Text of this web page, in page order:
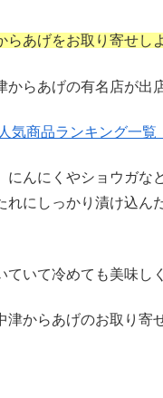
らあげをお取り寄せし
からあげの有名店が出
気商品ランキング一覧
にんにくやショウガな
れにしっかり漬け込ん
ていて冷めても美味し
津からあげのお取り寄せ